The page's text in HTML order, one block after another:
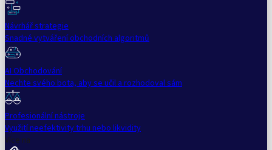
Návrhář strategie
Snadné vytváření obchodních algoritmů
AI Obchodování
Nechte svého bota, aby se učil a rozhodoval sám
Profesionální nástroje
Využití neefektivity trhu nebo likvidity
Více na